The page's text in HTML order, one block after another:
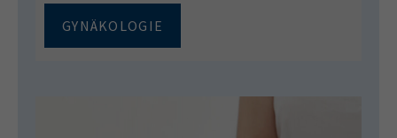
GYNÄKOLOGIE